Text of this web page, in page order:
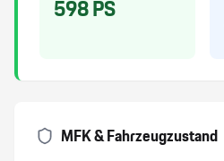
Multifunktions-Sportlenkrad
598PS
MFK & Fahrzeugzustand